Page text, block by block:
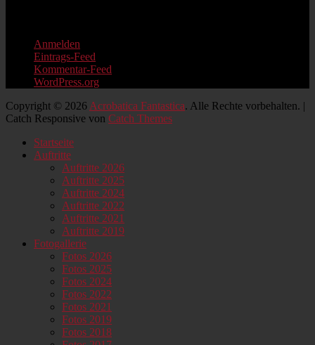
Anmelden
Eintrags-Feed
Kommentar-Feed
WordPress.org
Copyright © 2026 Acrobatica Fantastica. Alle Rechte vorbehalten. |
Catch Responsive von Catch Themes
oben
scrollen
Startseite
Auftritte
Auftritte 2026
Auftritte 2025
Auftritte 2024
Auftritte 2022
Auftritte 2021
Auftritte 2019
Fotogallerie
Fotos 2026
Fotos 2025
Fotos 2024
Fotos 2022
Fotos 2021
Fotos 2019
Fotos 2018